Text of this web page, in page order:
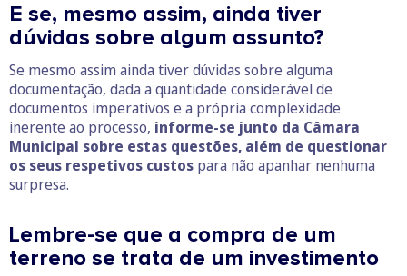
E se, mesmo assim, ainda tiver
dúvidas sobre algum assunto?
Se mesmo assim ainda tiver dúvidas sobre alguma
documentação, dada a quantidade considerável de
documentos imperativos e a própria complexidade
inerente ao processo, informe-se junto da Câmara
Municipal sobre estas questões, além de questionar
os seus respetivos custos para não apanhar nenhuma
surpresa.
Lembre-se que a compra de um
terreno se trata de um investimento